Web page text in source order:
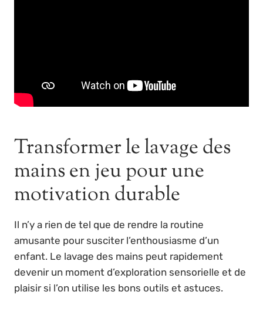
Transformer le lavage des
mains en jeu pour une
motivation durable
Il n’y a rien de tel que de rendre la routine
amusante pour susciter l’enthousiasme d’un
enfant. Le lavage des mains peut rapidement
devenir un moment d’exploration sensorielle et de
plaisir si l’on utilise les bons outils et astuces.